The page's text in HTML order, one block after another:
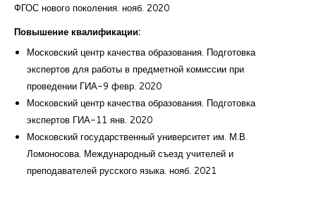
ФГОС нового поколения. нояб. 2020
Повышение квалификации:
Московский центр качества образования. Подготовка
экспертов для работы в предметной комиссии при
проведении ГИА-9 февр. 2020
Московский центр качества образования. Подготовка
экспертов ГИА-11 янв. 2020
Московский государственный университет им. М.В.
Ломоносова. Международный съезд учителей и
преподавателей русского языка. нояб. 2021